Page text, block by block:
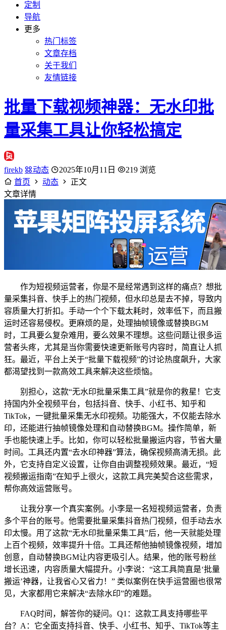
定制
导航
更多
热门标签
文章存档
关于我们
友情链接
批量下载视频神器：无水印批
量采集工具让你轻松搞定
firekb 动态 2025年10月11日
219 浏览
首页
动态
正文
文章详情
作为短视频运营者，你是不是经常遇到这样的痛点？想批
量采集抖音、快手上的热门视频，但水印总是去不掉，导致内
容质量大打折扣。手动一个个下载太耗时，效率低下，而且搬
运时还容易侵权。更麻烦的是，处理抽帧镜像或替换BGM
时，工具要么复杂难用，要么效果不理想。这些问题让很多运
营者头疼，尤其是当你需要快速更新账号内容时，简直让人抓
狂。最近，平台上关于“批量下载视频”的讨论热度飙升，大家
都渴望找到一款高效工具来解决这些烦恼。
别担心，这款“无水印批量采集工具”就是你的救星！它支
持国内外全视频平台，包括抖音、快手、小红书、知乎和
TikTok，一键批量采集无水印视频。功能强大，不仅能去除水
印，还能进行抽帧镜像处理和自动替换BGM。操作简单，新
手也能快速上手。比如，你可以轻松批量搬运内容，节省大量
时间。工具还内置“去水印神器”算法，确保视频高清无损。此
外，它支持自定义设置，让你自由调整视频效果。最近，“短
视频搬运指南”在知乎上很火，这款工具完美契合这些需求，
帮你高效运营账号。
让我分享一个真实案例。小李是一名短视频运营者，负责
多个平台的账号。他需要批量采集抖音热门视频，但手动去水
印太慢。用了这款“无水印批量采集工具”后，他一天就能处理
上百个视频，效率提升十倍。工具还帮他抽帧镜像视频，增加
创意，自动替换BGM让内容更吸引人。结果，他的账号粉丝
增长迅速，内容质量大幅提升。小李说：“这工具简直是‘批量
搬运’神器，让我省心又省力！” 类似案例在快手运营圈也很常
见，大家都用它来解决“去除水印”的难题。
FAQ时间，解答你的疑问。Q1：这款工具支持哪些平
台？A：它全面支持抖音、快手、小红书、知乎、TikTok等主